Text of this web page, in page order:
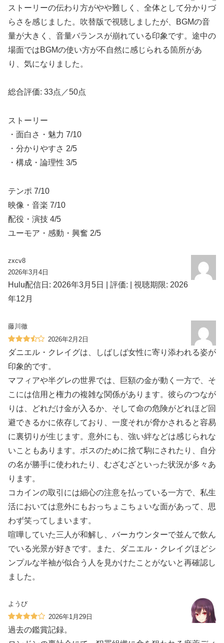
ストーリーの伝わり方がやや難しく、全体として分かりづ
らさを感じました。吹替版で視聴しましたが、BGMの音
量が大きく、音量バランスが崩れている印象です。途中の
場面ではBGMの使い方が不自然に感じられる箇所があ
り、気になりました。
総合評価: 33点／50点
ストーリー
・面白さ・魅力 7/10
・分かりやすさ 2/5
・構成・論理性 3/5
テンポ 7/10
映像・音楽 7/10
配役・演技 4/5
ユーモア・感動・興奮 2/5
zxcv8
2026年3月4日
Hulu配信日: 2026年3月5日 | 評価: | 視聴期限: 2026
年12月
藤川徹
2026年2月2日
ダニエル・クレイグは、しばしば女性に寄り添われる姿が
印象的です。
マフィアや半グレの世界では、巨額の金が動く一方で、そ
こには信用と権力の複雑な関係があります。彼らのつなが
りは、どれだけ金が入るか、そして命の危険がどれほど回
避できるかに依存しており、一度それが脅かされると容易
に裏切りが生じます。意外にも、強い絆などは感じられな
いこともあります。ボスのために捨て駒にされたり、自分
の名が勝手に使われたり、むざむざといった状況が多々あ
ります。
コカインの取引には細心の注意を払っている一方で、私生
活においては意外にもおっちょこちょいな面があって、思
わず笑ってしまいます。
喧嘩していた三人が和解し、バーカウンターで並んで飲ん
でいる光景が好きです。また、ダニエル・クレイグほどシ
ンプルな半袖が似合う人を見かけたことがないと再確認し
ました。
ようび
2026年1月29日
過去の鑑賞記録。